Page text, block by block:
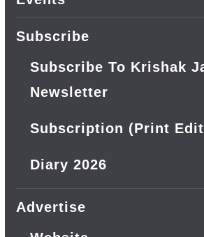
Subscribe
Subscribe To Krishak
Newsletter
Subscription (Print
Diary 2026
Advertise